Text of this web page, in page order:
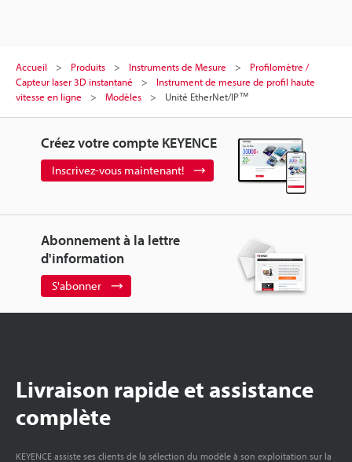
Accueil Produits Instruments de Mesure
Profilomètre /
Capteur laser 3D instantané
Instrument de mesure de profil haute
vitesse en ligne
Modèles Unité EtherNet/IP™
Créez votre compte KEYENCE
Inscrivez-vous maintenant!
Abonnement à la lettre
d'information
S'abonner
Livraison rapide et assistance
complète
KEYENCE assiste ses clients de la sélection du modèle à son exploitation sur la